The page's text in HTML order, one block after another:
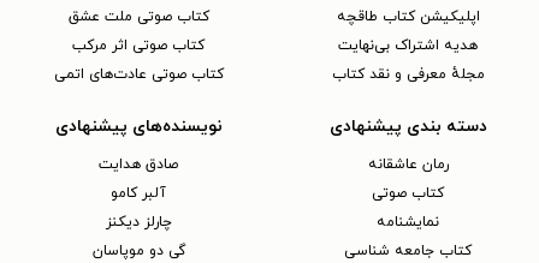
اپلیکیشن کتاب طاقچه
هدیه اشتراک بی‌نهایت
مجلهٔ معرفی و نقد کتاب
کتاب صوتی ملت عشق
کتاب صوتی اثر مرکب
کتاب صوتی عادت‌های اتمی
دسته بندی پیشنهادی
رمان عاشقانه
کتاب‌ صوتی
نمایشنامه
کتاب جامعه شناسی
نویسنده‌های پیشنهادی
صادق هدایت
آلبر کامو
چارلز دیکنز
گی دو موپاسان